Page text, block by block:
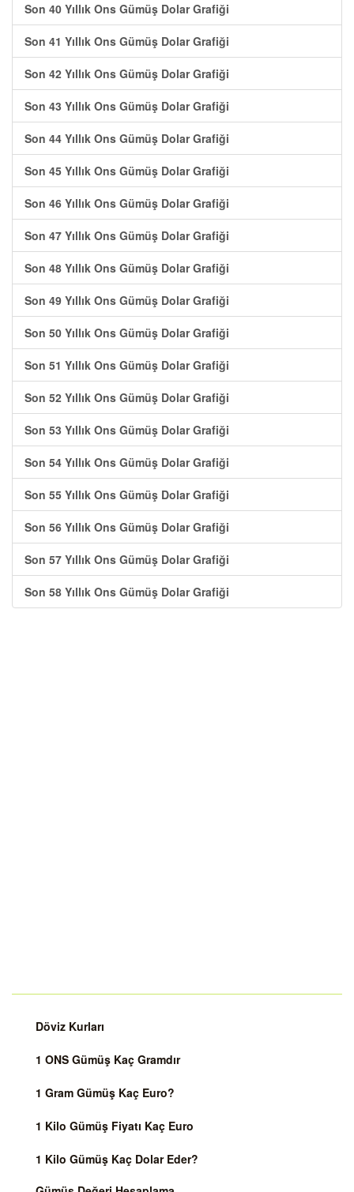
Son 40 Yıllık Ons Gümüş Dolar Grafiği
Son 41 Yıllık Ons Gümüş Dolar Grafiği
Son 42 Yıllık Ons Gümüş Dolar Grafiği
Son 43 Yıllık Ons Gümüş Dolar Grafiği
Son 44 Yıllık Ons Gümüş Dolar Grafiği
Son 45 Yıllık Ons Gümüş Dolar Grafiği
Son 46 Yıllık Ons Gümüş Dolar Grafiği
Son 47 Yıllık Ons Gümüş Dolar Grafiği
Son 48 Yıllık Ons Gümüş Dolar Grafiği
Son 49 Yıllık Ons Gümüş Dolar Grafiği
Son 50 Yıllık Ons Gümüş Dolar Grafiği
Son 51 Yıllık Ons Gümüş Dolar Grafiği
Son 52 Yıllık Ons Gümüş Dolar Grafiği
Son 53 Yıllık Ons Gümüş Dolar Grafiği
Son 54 Yıllık Ons Gümüş Dolar Grafiği
Son 55 Yıllık Ons Gümüş Dolar Grafiği
Son 56 Yıllık Ons Gümüş Dolar Grafiği
Son 57 Yıllık Ons Gümüş Dolar Grafiği
Son 58 Yıllık Ons Gümüş Dolar Grafiği
Döviz Kurları
1 ONS Gümüş Kaç Gramdır
1 Gram Gümüş Kaç Euro?
1 Kilo Gümüş Fiyatı Kaç Euro
1 Kilo Gümüş Kaç Dolar Eder?